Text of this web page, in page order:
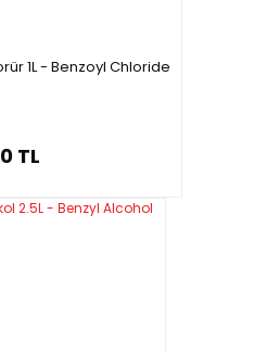
1L - Benzoyl Chloride
TL